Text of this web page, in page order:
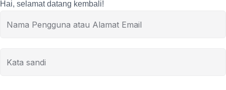
Hai, selamat datang kembali!